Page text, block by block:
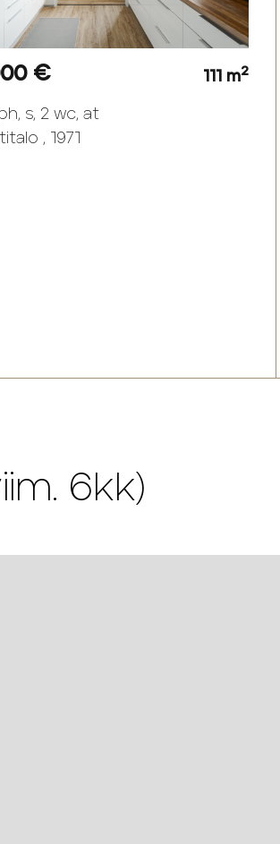
€ 111 m2
s, 2 wc, at
, 1971
6kk)